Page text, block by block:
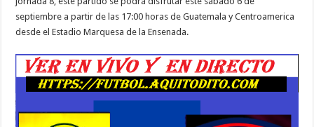
o
o
k
p
p
dI
n
g
er
a
m
ar
ti
r
septiembre a partir de las 17:00 horas de Guatemala y Centroamerica
desde el Estadio Marquesa de la Ensenada.